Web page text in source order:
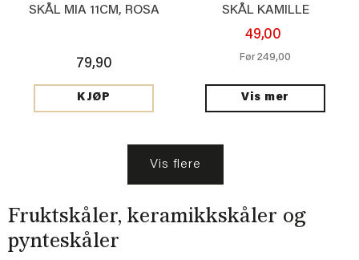
SKÅL MIA 11CM, ROSA
79,90
KJØP
SKÅL KAMILLE
49,00
Før249,00
Vis mer
Vis flere
Fruktskåler, keramikkskåler og
pynteskåler